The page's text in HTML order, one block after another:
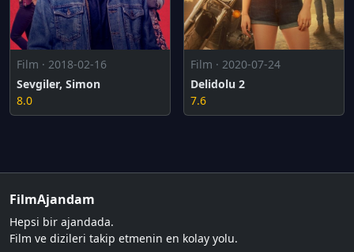
Film · 2018-02-16
Sevgiler, Simon
8.0
Film · 2020-07-24
Delidolu 2
7.6
FilmAjandam
Hepsi bir ajandada.
Film ve dizileri takip etmenin en kolay yolu.